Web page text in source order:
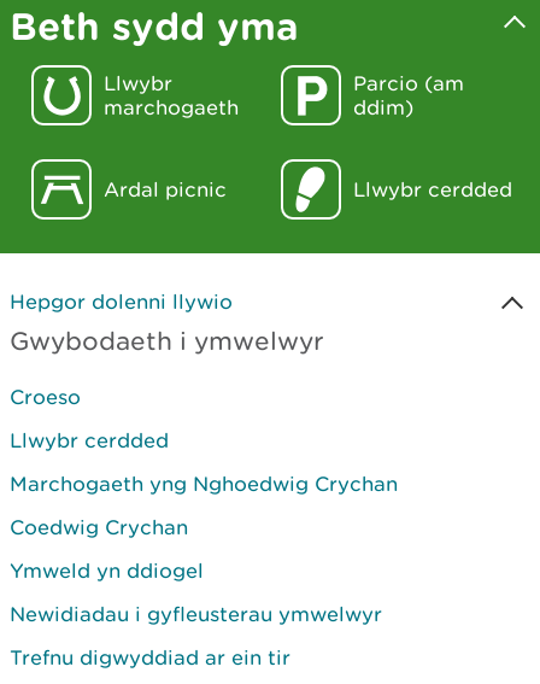
Beth sydd yma
Llwybr
marchogaeth
Parcio (am
ddim)
Ardal picnic Llwybr cerdded
Hepgor dolenni llywio
Gwybodaeth i ymwelwyr
Croeso
Llwybr cerdded
Marchogaeth yng Nghoedwig Crychan
Coedwig Crychan
Ymweld yn ddiogel
Newidiadau i gyfleusterau ymwelwyr
Trefnu digwyddiad ar ein tir